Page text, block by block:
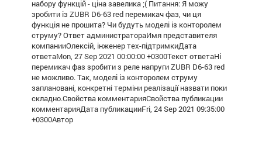
набору функцiй - цiна завелика ;( Питання: Я можу
зробити iз ZUBR D6-63 red перемикач фаз, чи ця
функцiя не прошита? Чи будуть моделi iз конторолем
струму? Ответ администратораИмя представителя
компанииОлексій, інженер тех-підтримкиДата
ответаMon, 27 Sep 2021 00:00:00 +0300Текст ответаНі
перемикач фаз зробити з реле напруги ZUBR D6-63 red
не можливо. Так, моделi iз конторолем струму
заплановані, конкретні терміни реалізації назвати поки
складно.Свойства комментарияСвойства публикации
комментарияДата публикацииFri, 24 Sep 2021 09:35:00
+0300Автор